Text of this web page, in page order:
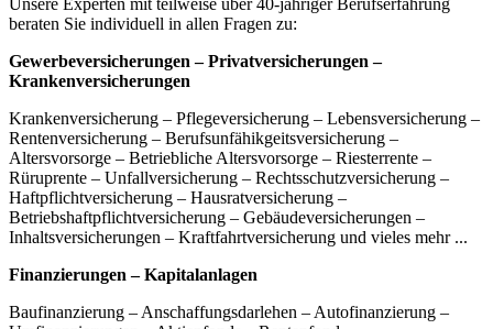
Unsere Experten mit teilweise über 40-jähriger Berufserfahrung
beraten Sie individuell in allen Fragen zu:
Gewerbeversicherungen – Privatversicherungen –
Krankenversicherungen
Krankenversicherung – Pflegeversicherung – Lebensversicherung –
Rentenversicherung – Berufsunfähikgeitsversicherung –
Altersvorsorge – Betriebliche Altersvorsorge – Riesterrente –
Rüruprente – Unfallversicherung – Rechtsschutzversicherung –
Haftpflichtversicherung – Hausratversicherung –
Betriebshaftpflichtversicherung – Gebäudeversicherungen –
Inhaltsversicherungen – Kraftfahrtversicherung und vieles mehr ...
Finanzierungen – Kapitalanlagen
Baufinanzierung – Anschaffungsdarlehen – Autofinanzierung –